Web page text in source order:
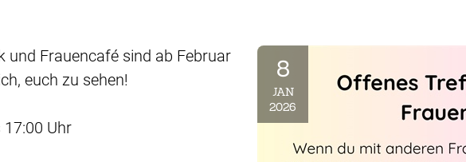
8
JAN
2026
und Frauencafé sind ab Februar
euch zu sehen!
Uhr